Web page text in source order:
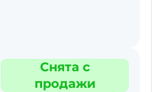
Снята с
продажи